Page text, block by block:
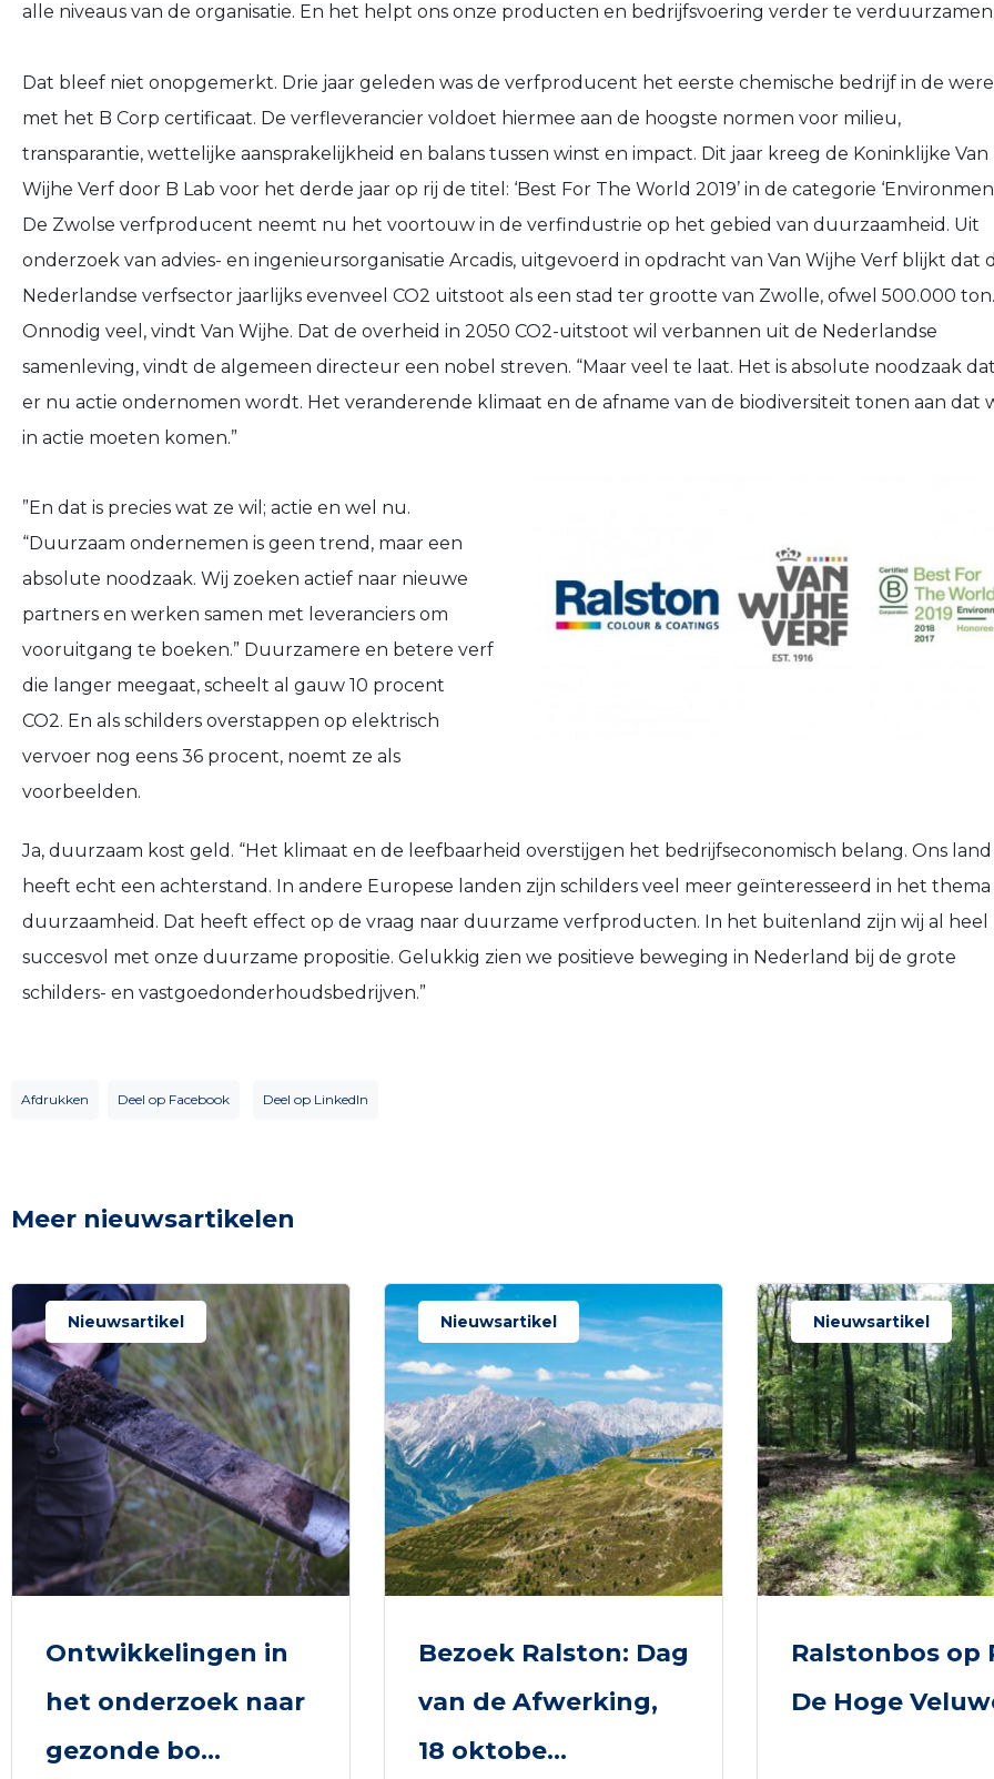
alle niveaus van de organisatie. En het helpt ons onze producten en bedrijfsvoering verder te
Dat bleef niet onopgemerkt. Drie jaar geleden was de verfproducent het eerste chemische bedrijf in de
met het B Corp certificaat. De verfleverancier voldoet hiermee aan de hoogste normen voor milieu,
transparantie, wettelijke aansprakelijkheid en balans tussen winst en impact. Dit jaar kreeg de Koninklijke Van
Wijhe Verf door B Lab voor het derde jaar op rij de titel: ‘Best For The World 2019’ in de categorie
De Zwolse verfproducent neemt nu het voortouw in de verfindustrie op het gebied van duurzaamheid. Uit
onderzoek van advies- en ingenieursorganisatie Arcadis, uitgevoerd in opdracht van Van Wijhe Verf blijkt dat
Nederlandse verfsector jaarlijks evenveel CO2 uitstoot als een stad ter grootte van Zwolle, ofwel 500.000 ton.
Onnodig veel, vindt Van Wijhe. Dat de overheid in 2050 CO2-uitstoot wil verbannen uit de Nederlandse
samenleving, vindt de algemeen directeur een nobel streven. “Maar veel te laat. Het is absolute noodzaak
er nu actie ondernomen wordt. Het veranderende klimaat en de afname van de biodiversiteit tonen aan dat
in actie moeten komen.”
”En dat is precies wat ze wil; actie en wel nu.
“Duurzaam ondernemen is geen trend, maar een
absolute noodzaak. Wij zoeken actief naar nieuwe
partners en werken samen met leveranciers om
vooruitgang te boeken.” Duurzamere en betere verf
die langer meegaat, scheelt al gauw 10 procent
CO2. En als schilders overstappen op elektrisch
vervoer nog eens 36 procent, noemt ze als
voorbeelden.
Ja, duurzaam kost geld. “Het klimaat en de leefbaarheid overstijgen het bedrijfseconomisch belang. Ons land
heeft echt een achterstand. In andere Europese landen zijn schilders veel meer geïnteresseerd in het thema
duurzaamheid. Dat heeft effect op de vraag naar duurzame verfproducten. In het buitenland zijn wij al heel
succesvol met onze duurzame propositie. Gelukkig zien we positieve beweging in Nederland bij de grote
schilders- en vastgoedonderhoudsbedrijven.”
Afdrukken Deel op Facebook Deel op LinkedIn
Meer nieuwsartikelen
Nieuwsartikel
Ontwikkelingen in
het onderzoek naar
gezonde bo...
Nieuwsartikel
Bezoek Ralston: Dag
van de Afwerking,
18 oktobe...
Nieuwsartikel
Ralstonbos op
De Hoge